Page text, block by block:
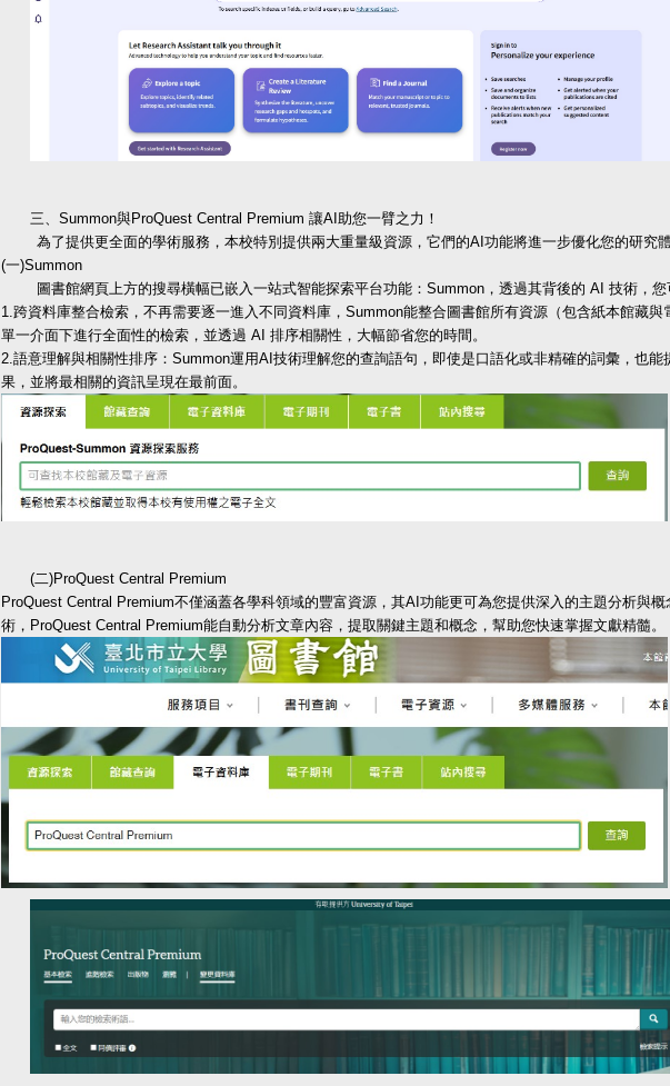
三、Summon與ProQuest Central Premium 讓AI助您一臂之力！
為了提供更全面的學術服務，本校特別提供兩大重量級資源，它們的AI功能將進一步優化您的研究體
(一)Summon
圖書館網頁上方的搜尋橫幅已嵌入一站式智能探索平台功能：Summon，透過其背後的 AI 技術，您
1.跨資料庫整合檢索，不再需要逐一進入不同資料庫，Summon能整合圖書館所有資源（包含紙本館藏與
單一介面下進行全面性的檢索，並透過 AI 排序相關性，大幅節省您的時間。
2.語意理解與相關性排序：Summon運用AI技術理解您的查詢語句，即使是口語化或非精確的詞彙，也能
果，並將最相關的資訊呈現在最前面。
(二)ProQuest Central Premium
ProQuest Central Premium不僅涵蓋各學科領域的豐富資源，其AI功能更可為您提供深入的主題分析與
術，ProQuest Central Premium能自動分析文章內容，提取關鍵主題和概念，幫助您快速掌握文獻精髓。